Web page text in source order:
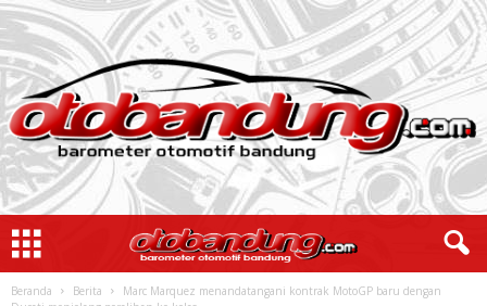
Beranda Berita
Marc Marquez menandatangani kontrak MotoGP baru dengan